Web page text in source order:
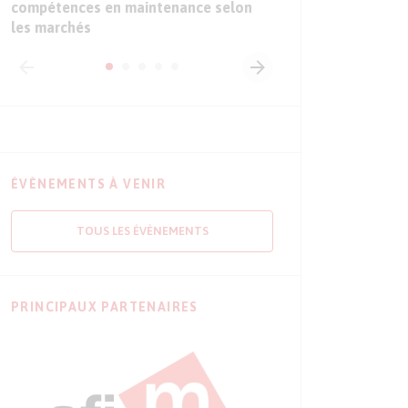
compétences en maintenance selon
les marchés
ÉVÈNEMENTS À VENIR
TOUS LES ÉVÈNEMENTS
PRINCIPAUX PARTENAIRES